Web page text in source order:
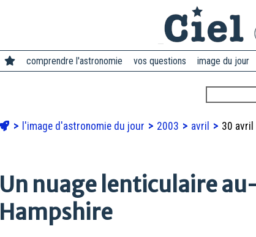
comprendre l'astronomie vos questions image du jour
l'image d'astronomie du jour 2003 avril 30 avril
Un nuage lenticulaire
Hampshire